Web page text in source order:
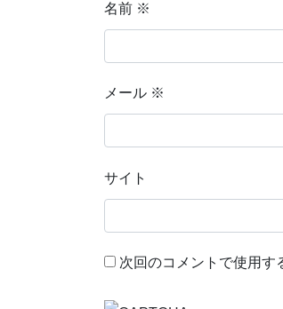
名前 ※
メール ※
サイト
次回のコメントで使用す